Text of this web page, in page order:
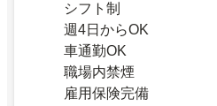
シフト制
週4日からOK
車通勤OK
職場内禁煙
雇用保険完備